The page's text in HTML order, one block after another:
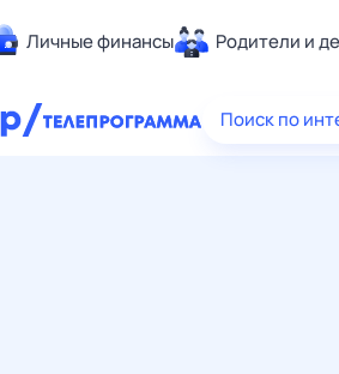
Личные финансы Родители и
Поиск по